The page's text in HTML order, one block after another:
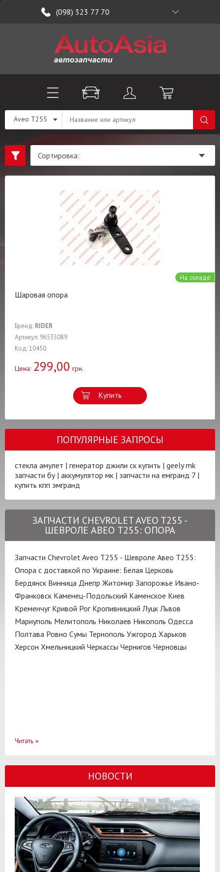
(098) 323 77 70
Aveo T255
На складе
Шаровая опора
Бренд: RIDER
Артикул: 96535089
Код: 10450
Цена: 299,00 грн.
Купить
ПОПУЛЯРНЫЕ ЗАПРОСЫ
стекла амулет | генератор джили ск купить | geely mk
запчасти бу| аккумулятор мк | запчасти на емгранд 7 |
купить кпп эмгранд
ЗАПЧАСТИ CHEVROLET AVEO T255 -
ШЕВРОЛЕ АВЕО Т255: ОПОРА
Запчасти Chevrolet Aveo T255 - Шевроле Авео Т255:
Опора с доставкой по Украине: Белая Церковь
Бердянск Винница Днепр Житомир Запорожье Ивано-
Франковск Каменец-Подольский Каменское Киев
Кременчуг Кривой Рог Кропивницкий Луцк Львов
Мариуполь Мелитополь Николаев Никополь Одесса
Полтава Ровно Сумы Тернополь Ужгород Харьков
Херсон Хмельницкий Черкассы Чернигов Черновцы
Читать »
НОВОСТИ